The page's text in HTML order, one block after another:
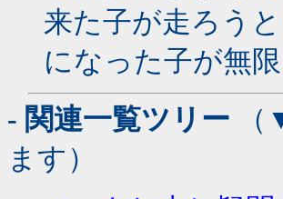
来た子が走ろう
になった子が無
- 関連一覧ツリー （
ます）